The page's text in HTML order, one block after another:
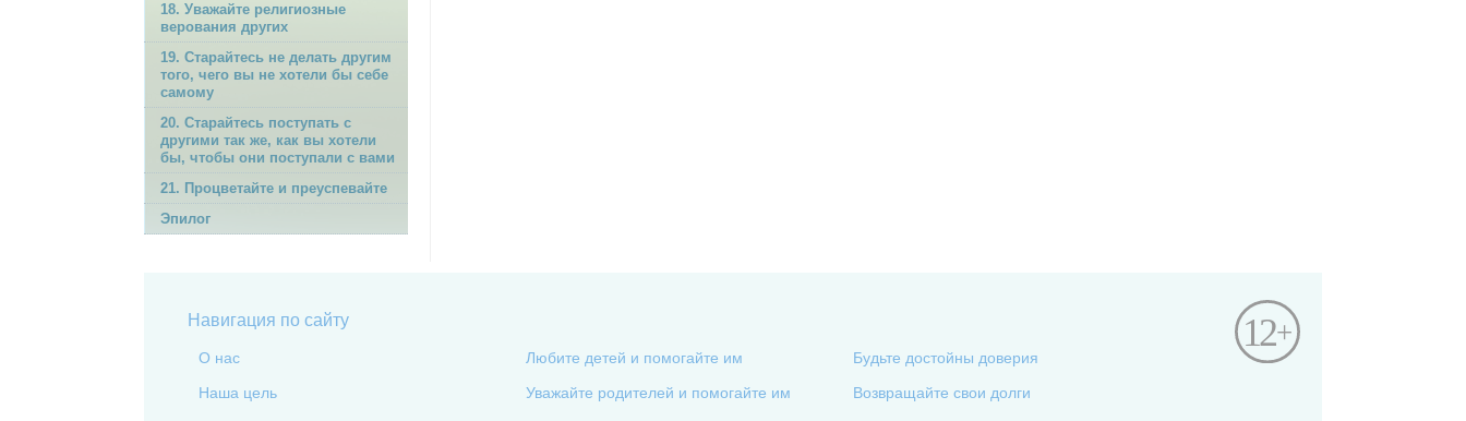
18. Уважайте религиозные
верования других
19. Старайтесь не делать другим
того, чего вы не хотели бы себе
самому
20. Старайтесь поступать с
другими так же, как вы хотели
бы, чтобы они поступали с вами
21. Процветайте и преуспевайте
Эпилог
Навигация по сайту
О нас
Наша цель
Любите детей и помогайте им
Уважайте родителей и помогайте им
Будьте достойны доверия
Возвращайте свои долги